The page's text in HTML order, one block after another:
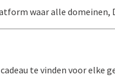
waar alle
te vinden voor elke